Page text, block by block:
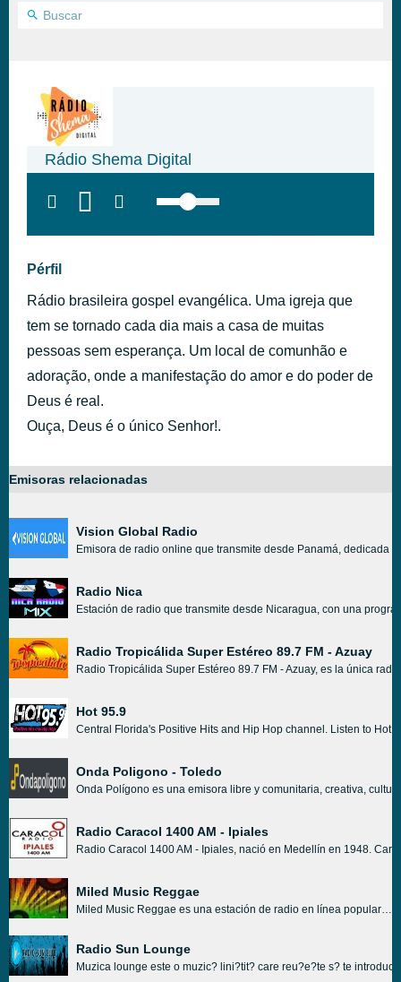
Rádio Shema Digital
height:28px; background:#005f79;'
Pérfil
Rádio brasileira gospel evangélica. Uma igreja que
tem se tornado cada dia mais a casa de muitas
pessoas sem esperança. Um local de comunhão e
adoração, onde a manifestação do amor e do poder de
Deus é real.
Ouça, Deus é o único Senhor!.
Emisoras relacionadas
Vision Global Radio
Emisora de radio online que transmite desde Panamá, dedicada
Radio Nica
Estación de radio que transmite desde Nicaragua, con una
Radio Tropicálida Super Estéreo 89.7 FM - Azuay
Radio Tropicálida Super Estéreo 89.7 FM - Azuay, es la única
Hot 95.9
Central Florida's Positive Hits and Hip Hop channel. Listen to Hot
Onda Poligono - Toledo
Onda Polígono es una emisora libre y comunitaria, creativa,
Radio Caracol 1400 AM - Ipiales
Radio Caracol 1400 AM - Ipiales, nació en Medellín en 1948.
Miled Music Reggae
Miled Music Reggae es una estación de radio en línea popular en México. Miled Music Reggae se ha transmitido al aire y en línea desde Toluca, MX, México. Aunque este canal de radio tiene licencia como estación de música, gran parte de su programación consiste en programación de música secular, incluido el reggae.
Radio Sun Lounge
Muzica lounge este o muzic? lini?tit? care reu?e?te s? te